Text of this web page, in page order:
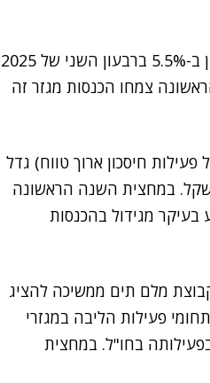
ההכנסות במגזר שירותי שכר, משאבי אנוש וחיסכון ארוך טווח צמחו אף הן ב-5.5% ברבעון השני של 2025
במחצית השנה הראשונה צמחו הכנסות מגזר זה
חיסכון ארוך טווח) גדל
לעומת הרבעון המקביל, והסתכם בכ-17.6 מיליון שקל. במחצית השנה הראשונה
שקל. הגידול נבע בעיקר מגידול בהכנסות
מלם תים ממשיכה להציג
פעילות הליבה במגזרי
בחו"ל. במחצית